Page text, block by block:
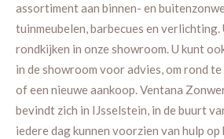
assortiment aan binnen- en
tuinmeubelen, barbecues en
rondkijken in onze showroom. U kunt
in de showroom voor advies, om rond
of een nieuwe aankoop. Ventana
bevindt zich in IJsselstein, in de buurt
iedere dag kunnen voorzien van hulp op